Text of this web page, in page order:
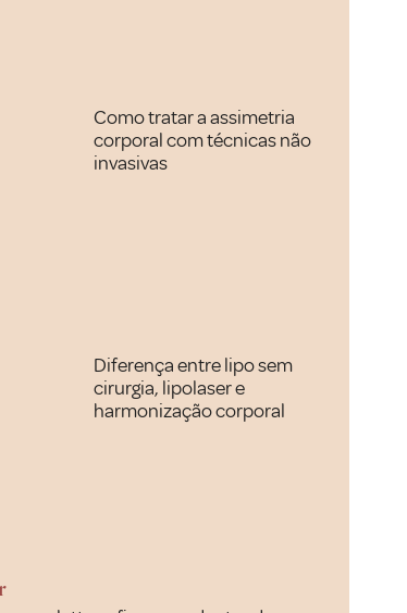
Como tratar a assimetria
corporal com técnicas não
invasivas
Diferença entre lipo sem
cirurgia, lipolaser e
harmonização corporal